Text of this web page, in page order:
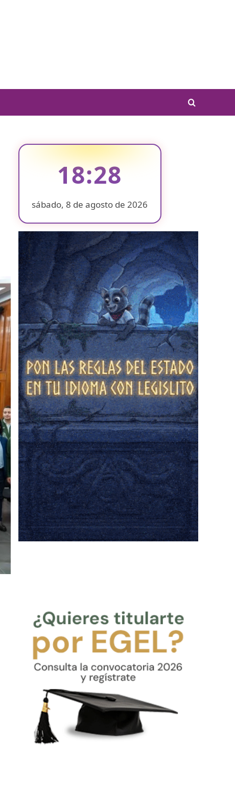
18:28
sábado, 8 de agosto de 2026
❄
❄
❄
❄
❄
❄
❄